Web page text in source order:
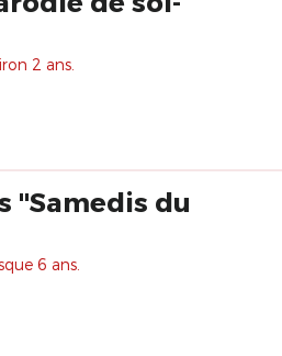
2 ans.
"Samedis du
6 ans.